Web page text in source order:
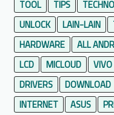
e
r
b
a
i
k
a
TOOL TIPS TECHNO
UNLOCK
LAIN-LAIN
HARDWARE
ALL
LCD
MICLOUD VIVO
DRIVERS
DOWNLOAD
INTERNET
ASUS